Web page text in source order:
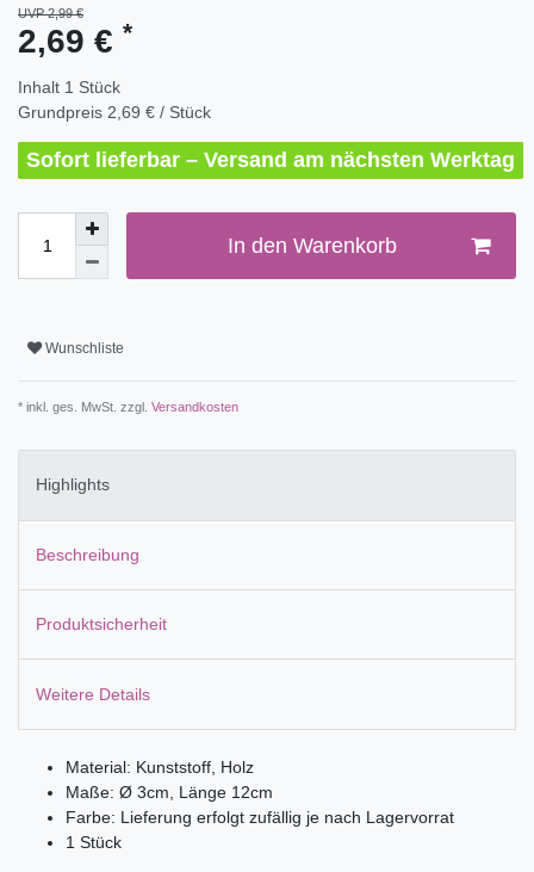
UVP 2,99 €
2,69 € *
Inhalt 1 Stück
Grundpreis 2,69 € / Stück
Sofort lieferbar – Versand am nächsten Werktag
In den Warenkorb
Wunschliste
* inkl. ges. MwSt. zzgl. Versandkosten
Highlights
Beschreibung
Produktsicherheit
Weitere Details
Material: Kunststoff, Holz
Maße: Ø 3cm, Länge 12cm
Farbe: Lieferung erfolgt zufällig je nach Lagervorrat
1 Stück